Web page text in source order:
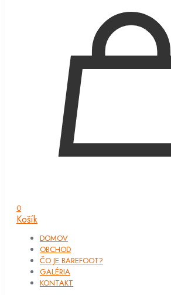
0
Košík
DOMOV
OBCHOD
ČO JE BAREFOOT?
GALÉRIA
KONTAKT